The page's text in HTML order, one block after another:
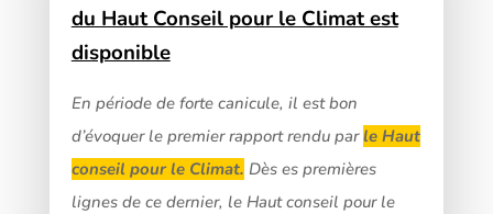
du Haut Conseil pour le Climat est
disponible
En période de forte canicule, il est bon
d’évoquer le premier rapport rendu parle Haut
conseil pour le Climat. Dès es premières
lignes de ce dernier, le Haut conseil pour le